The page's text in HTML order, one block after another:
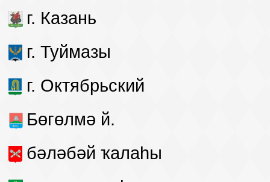
г. Казань
г. Туймазы
г. Октябрьский
Бөгөлмә й.
бәләбәй ҡалаһы